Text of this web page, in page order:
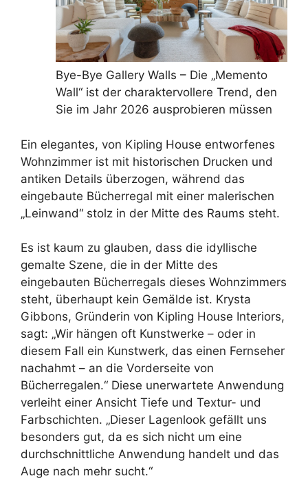
Bye-Bye Gallery Walls – Die „Memento
Wall“ ist der charaktervollere Trend, den
Sie im Jahr 2026 ausprobieren müssen
Ein elegantes, von Kipling House entworfenes
Wohnzimmer ist mit historischen Drucken und
antiken Details überzogen, während das
eingebaute Bücherregal mit einer malerischen
„Leinwand“ stolz in der Mitte des Raums steht.
Es ist kaum zu glauben, dass die idyllische
gemalte Szene, die in der Mitte des
eingebauten Bücherregals dieses Wohnzimmers
steht, überhaupt kein Gemälde ist. Krysta
Gibbons, Gründerin von Kipling House Interiors,
sagt: „Wir hängen oft Kunstwerke – oder in
diesem Fall ein Kunstwerk, das einen Fernseher
nachahmt – an die Vorderseite von
Bücherregalen.“ Diese unerwartete Anwendung
verleiht einer Ansicht Tiefe und Textur- und
Farbschichten. „Dieser Lagenlook gefällt uns
besonders gut, da es sich nicht um eine
durchschnittliche Anwendung handelt und das
Auge nach mehr sucht.“